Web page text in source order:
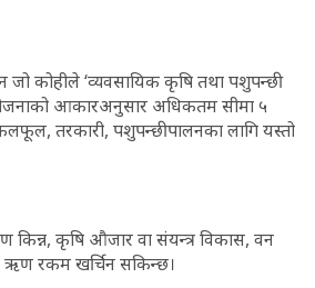
कोहीले ‘व्यवसायिक कृषि तथा पशुपन्छी
आकारअनुसार अधिकतम सीमा ५
तरकारी, पशुपन्छीपालनका लागि यस्तो
किन्न, कृषि औजार वा संयन्त्र विकास, वन
ऋण रकम खर्चिन सकिन्छ।